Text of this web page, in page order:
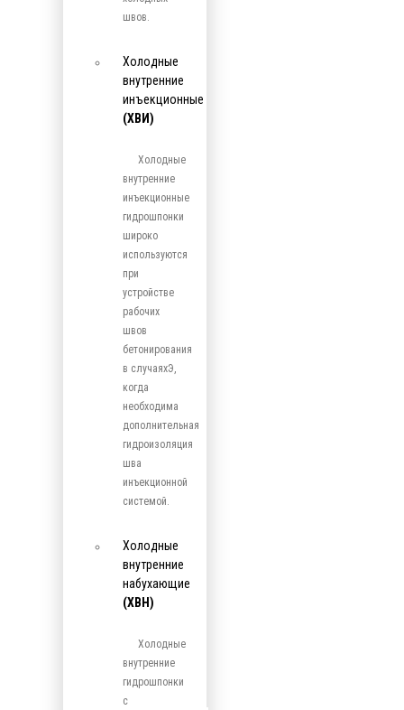
швов.
Холодные
внутренние
инъекционные
(ХВИ)
Холодные
внутренние
инъекционные
гидрошпонки
широко
используются
при
устройстве
рабочих
швов
бетонирования
в случаяхЭ,
когда
необходима
дополнительная
гидроизоляция
шва
инъекционной
системой.
Холодные
внутренние
набухающие
(ХВН)
Холодные
внутренние
гидрошпонки
с